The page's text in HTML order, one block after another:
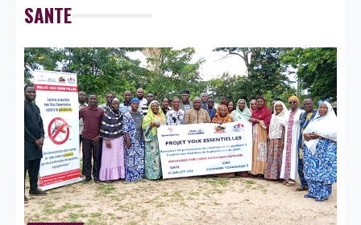
SANTE